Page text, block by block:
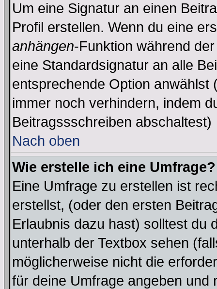
Um eine Signatur an einen
Profil erstellen. Wenn du eine
anhängen-Funktion während
eine Standardsignatur an alle
entsprechende Option anwählst
immer noch verhindern, indem
Beitragssschreiben abschaltest)
Nach oben
Wie erstelle ich eine Umfrage?
Eine Umfrage zu erstellen ist
erstellst, (oder den ersten
Erlaubnis dazu hast) solltest du
unterhalb der Textbox sehen
möglicherweise nicht die
für deine Umfrage angeben und